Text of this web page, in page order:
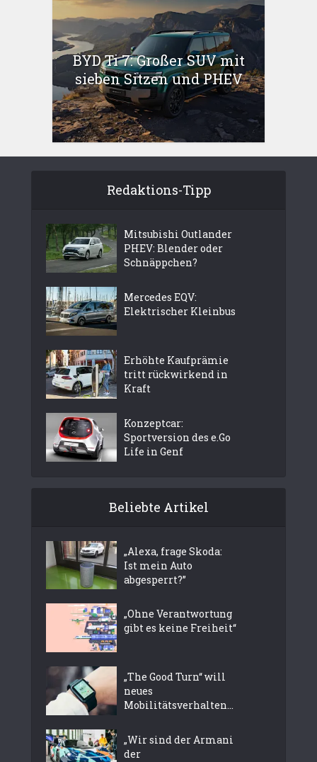
BYD Ti 7: Großer SUV mit
sieben Sitzen und PHEV
Redaktions-Tipp
Mitsubishi Outlander
PHEV: Blender oder
Schnäppchen?
Mercedes EQV:
Elektrischer Kleinbus
Erhöhte Kaufprämie
tritt rückwirkend in
Kraft
Konzeptcar:
Sportversion des e.Go
Life in Genf
Beliebte Artikel
„Alexa, frage Skoda:
Ist mein Auto
abgesperrt?”
„Ohne Verantwortung
gibt es keine Freiheit“
„The Good Turn“ will
neues
Mobilitätsverhalten...
„Wir sind der Armani
der